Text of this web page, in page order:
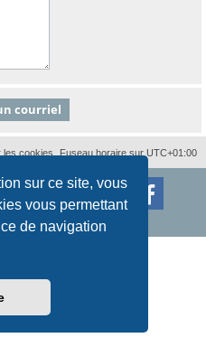
sur ce site, vous
vous permettant
de navigation
Fuseau horaire sur UTC+01:00
les cookies
Limited